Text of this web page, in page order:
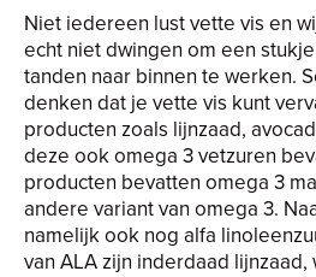
Niet iedereen lust vette vis en
echt niet dwingen om een
tanden naar binnen te werken.
denken dat je vette vis kunt
producten zoals lijnzaad,
deze ook omega 3 vetzuren
producten bevatten omega 3
andere variant van omega 3.
namelijk ook nog alfa
van ALA zijn inderdaad